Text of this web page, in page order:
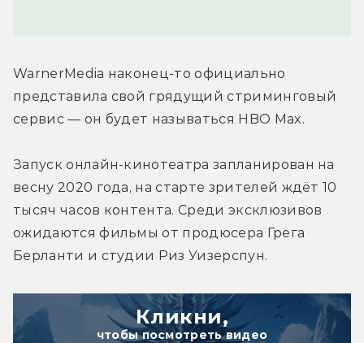
WarnerMedia наконец-то официально
представила свой грядущий стриминговый
сервис — он будет называться HBO Max.
Запуск онлайн-кинотеатра запланирован на
весну 2020 года, на старте зрителей ждёт 10
тысяч часов контента. Среди эксклюзивов
ожидаются фильмы от продюсера Грега
Берланти и студии Риз Уизерспун.
Кликни,
чтобы посмотреть видео